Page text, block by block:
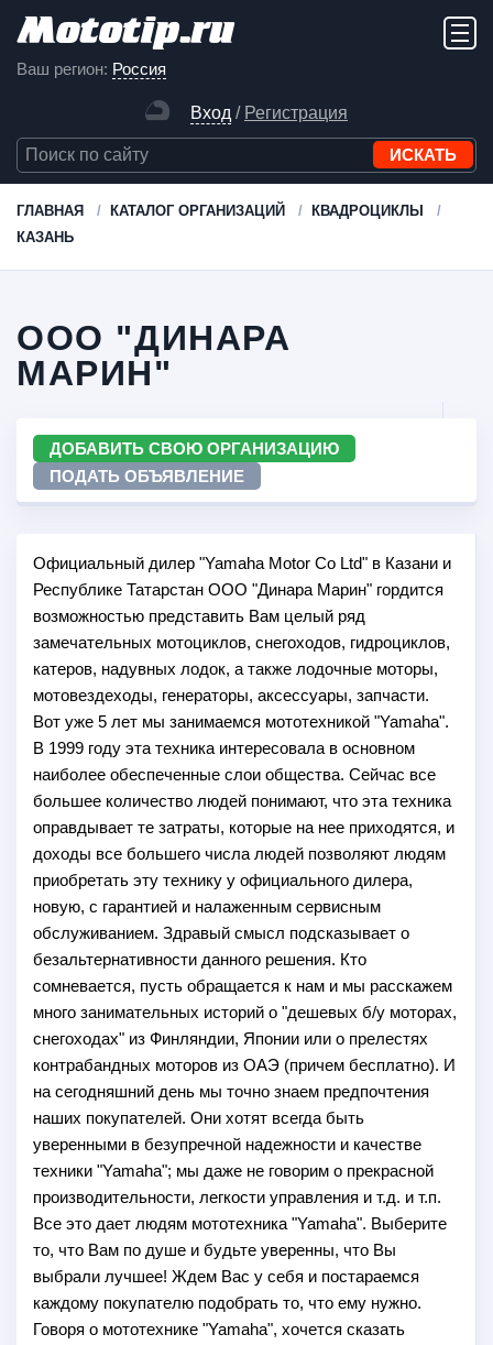
Ваш регион: Россия
Вход / Регистрация
ГЛАВНАЯ КАТАЛОГ ОРГАНИЗАЦИЙ
КВАДРОЦИКЛЫ
КАЗАНЬ
ООО "ДИНАРА
МАРИН"
ДОБАВИТЬ СВОЮ ОРГАНИЗАЦИЮ
ПОДАТЬ ОБЪЯВЛЕНИЕ
Официальный дилер "Yamaha Motor Co Ltd" в Казани и
Республике Татарстан ООО "Динара Марин" гордится
возможностью представить Вам целый ряд
замечательных мотоциклов, снегоходов, гидроциклов,
катеров, надувных лодок, а также лодочные моторы,
мотовездеходы, генераторы, аксессуары, запчасти.
Вот уже 5 лет мы занимаемся мототехникой "Yamaha".
В 1999 году эта техника интересовала в основном
наиболее обеспеченные слои общества. Сейчас все
большее количество людей понимают, что эта техника
оправдывает те затраты, которые на нее приходятся, и
доходы все большего числа людей позволяют людям
приобретать эту технику у официального дилера,
новую, с гарантией и налаженным сервисным
обслуживанием. Здравый смысл подсказывает о
безальтернативности данного решения. Кто
сомневается, пусть обращается к нам и мы расскажем
много занимательных историй о "дешевых б/у моторах,
снегоходах" из Финляндии, Японии или о прелестях
контрабандных моторов из ОАЭ (причем бесплатно). И
на сегодняшний день мы точно знаем предпочтения
наших покупателей. Они хотят всегда быть
уверенными в безупречной надежности и качестве
техники "Yamaha"; мы даже не говорим о прекрасной
производительности, легкости управления и т.д. и т.п.
Все это дает людям мототехника "Yamaha". Выберите
то, что Вам по душе и будьте уверенны, что Вы
выбрали лучшее! Ждем Вас у себя и постараемся
каждому покупателю подобрать то, что ему нужно.
Говоря о мототехнике "Yamaha", хочется сказать